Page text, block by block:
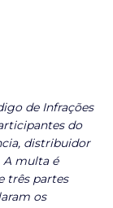
de Infrações
do
distribuidor
A multa é
três partes
os